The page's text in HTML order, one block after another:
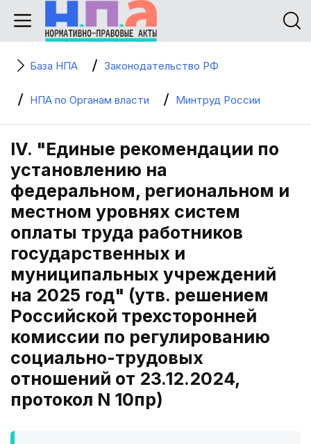
База НПА Законодательство РФ
НПА по Органам власти Минтруд России
IV. "Единые рекомендации по
установлению на
федеральном, региональном и
местном уровнях систем
оплаты труда работников
государственных и
муниципальных учреждений
на 2025 год" (утв. решением
Российской трехсторонней
комиссии по регулированию
социально-трудовых
отношений от 23.12.2024,
протокол N 10пр)